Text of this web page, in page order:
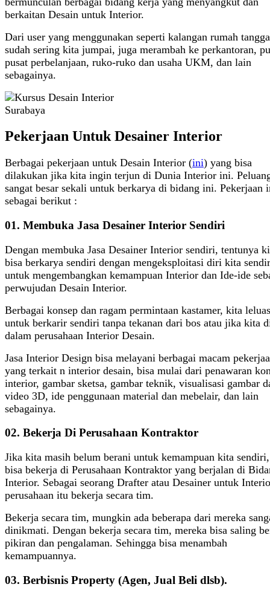
berkaitan Desain untuk Interior.
Dari user yang menggunakan seperti kalangan rumah
sudah sering kita jumpai, juga merambah ke perkantoran,
pusat perbelanjaan, ruko-ruko dan usaha UKM, dan lain
sebagainya.
Pekerjaan Untuk Desainer Interior
Berbagai pekerjaan untuk Desain Interior (ini) yang bisa
dilakukan jika kita ingin terjun di Dunia Interior ini.
sangat besar sekali untuk berkarya di bidang ini. Pekerjaan
sebagai berikut :
01. Membuka Jasa Desainer Interior Sendiri
Dengan membuka Jasa Desainer Interior sendiri, tentunya
bisa berkarya sendiri dengan mengeksploitasi diri kita
untuk mengembangkan kemampuan Interior dan Ide-ide
perwujudan Desain Interior.
Berbagai konsep dan ragam permintaan kastamer, kita
untuk berkarir sendiri tanpa tekanan dari bos atau jika kita
dalam perusahaan Interior Desain.
Jasa Interior Design bisa melayani berbagai macam
yang terkait n interior desain, bisa mulai dari penawaran
interior, gambar sketsa, gambar teknik, visualisasi gambar
video 3D, ide penggunaan material dan mebelair, dan lain
sebagainya.
02. Bekerja Di Perusahaan Kontraktor
Jika kita masih belum berani untuk kemampuan kita
bisa bekerja di Perusahaan Kontraktor yang berjalan di
Interior. Sebagai seorang Drafter atau Desainer untuk
perusahaan itu bekerja secara tim.
Bekerja secara tim, mungkin ada beberapa dari mereka
dinikmati. Dengan bekerja secara tim, mereka bisa saling
pikiran dan pengalaman. Sehingga bisa menambah
kemampuannya.
03. Berbisnis Property (Agen, Jual Beli dlsb).